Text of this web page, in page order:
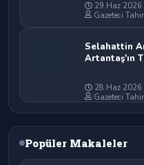
29 Haz 2026
Gazeteci
Selahattin
Artantaş'ın
Bahtın Açık
28 Haz 2026
Gazeteci
Popüler Makaleler